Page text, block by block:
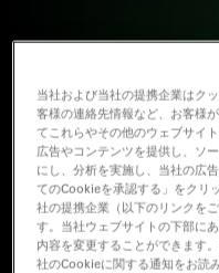
当社および当社の提携企業はク
客様の連絡先情報など、お客様
てこれらやその他のウェブサイ
広告やコンテンツを提供し、ソ
にし、分析を実施し、当社の広
てのCookieを承認する」をクリ
社の提携企業（以下のリンクを
す。当社ウェブサイトの下部に
内容を変更することができます
社のCookieに関する通知をお読